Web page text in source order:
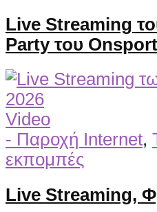
Live Streaming
Party του
Video
- Παροχή Internet,
εκπομπές
Live Streaming,